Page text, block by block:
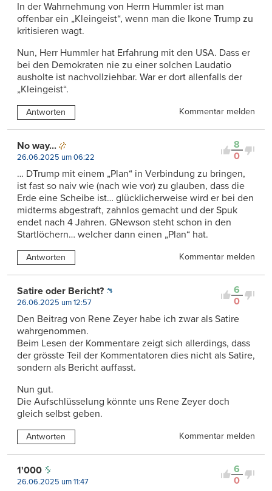
In der Wahrnehmung von Herrn Hummler ist man
offenbar ein „Kleingeist“, wenn man die Ikone Trump zu
kritisieren wagt.
Nun, Herr Hummler hat Erfahrung mit den USA. Dass er
bei den Demokraten nie zu einer solchen Laudatio
ausholte ist nachvollziehbar. War er dort allenfalls der
„Kleingeist“.
Antworten Kommentar melden
8
0
No way...
26.06.2025 um 06:22
… DTrump mit einem „Plan“ in Verbindung zu bringen,
ist fast so naiv wie (nach wie vor) zu glauben, dass die
Erde eine Scheibe ist… glücklicherweise wird er bei den
midterms abgestraft, zahnlos gemacht und der Spuk
endet nach 4 Jahren. GNewson steht schon in den
Startlöchern… welcher dann einen „Plan“ hat.
Antworten Kommentar melden
6
0
Satire oder Bericht?
26.06.2025 um 12:57
Den Beitrag von Rene Zeyer habe ich zwar als Satire
wahrgenommen.
Beim Lesen der Kommentare zeigt sich allerdings, dass
der grösste Teil der Kommentatoren dies nicht als Satire,
sondern als Bericht auffasst.
Nun gut.
Die Aufschlüsselung könnte uns Rene Zeyer doch
gleich selbst geben.
Antworten Kommentar melden
6
0
1'000
26.06.2025 um 11:47